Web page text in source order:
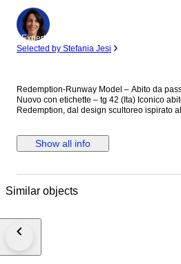
Expert
Selected by Stefania Jesi
Redemption-Runway Model – Abito da
Nuovo con etichette – tg 42 (Ita) Iconico abito da sfilata firmato
Redemption, dal design scultoreo ispirato
che scolpiscono il corpo con sensualità. Il
asimmetrico dell’orlo creano movimento e
Redemption come simbolo di femminilità
eventi serali, cerimonie o shooting
nelle foto), Fianchi morbidi. Composizione: 100% Viscosa Finitura: Jersey
€1395
Show all info
Similar objects